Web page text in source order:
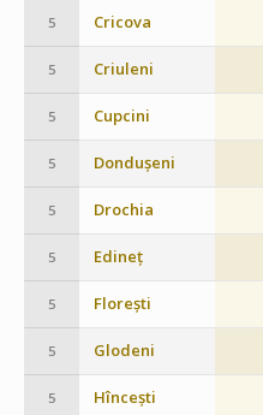
5 Cricova
5 Criuleni
5 Cupcini
5 Dondușeni
5 Drochia
5 Edineț
5 Florești
5 Glodeni
5 Hîncești